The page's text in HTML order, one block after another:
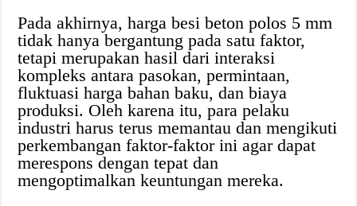
Pada akhirnya, harga besi beton polos 5 mm
tidak hanya bergantung pada satu faktor,
tetapi merupakan hasil dari interaksi
kompleks antara pasokan, permintaan,
fluktuasi harga bahan baku, dan biaya
produksi. Oleh karena itu, para pelaku
industri harus terus memantau dan mengikuti
perkembangan faktor-faktor ini agar dapat
merespons dengan tepat dan
mengoptimalkan keuntungan mereka.